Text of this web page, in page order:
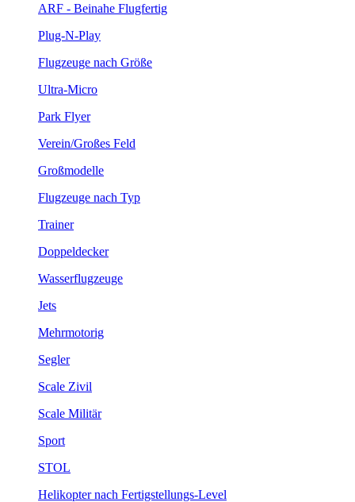
ARF - Beinahe Flugfertig
Plug-N-Play
Flugzeuge nach Größe
Ultra-Micro
Park Flyer
Verein/Großes Feld
Großmodelle
Flugzeuge nach Typ
Trainer
Doppeldecker
Wasserflugzeuge
Jets
Mehrmotorig
Segler
Scale Zivil
Scale Militär
Sport
STOL
Helikopter nach Fertigstellungs-Level